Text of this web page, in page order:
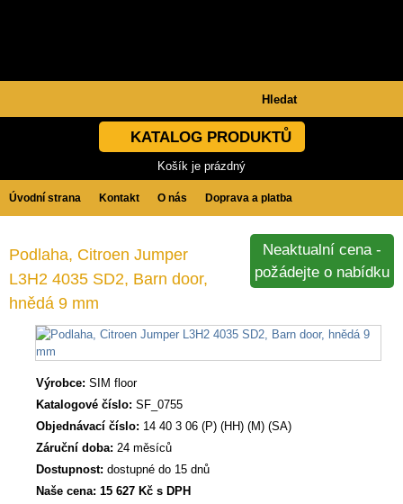
KATALOG PRODUKTŮ
Košík je prázdný
Úvodní strana Kontakt O nás Doprava a platba
Podlaha, Citroen Jumper
L3H2 4035 SD2, Barn door,
hnědá 9 mm
Výrobce: SIM floor
Katalogové číslo: SF_0755
Objednávací číslo: 14 40 3 06 (P) (HH) (M) (SA)
Záruční doba: 24 měsíců
Dostupnost: dostupné do 15 dnů
Naše cena: 15 627 Kč s DPH
Neaktualní cena -
požádejte o nabídku